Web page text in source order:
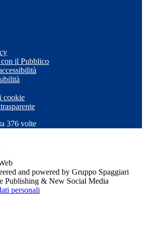
il Pubblico
cookie
376 volte
and powered by Gruppo Spaggiari
Publishing & New Social Media
personali